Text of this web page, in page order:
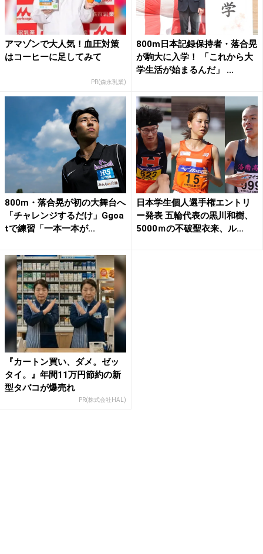
アマゾンで大人気！血圧対策
はコーヒーに足してみて
PR(森永乳業)
800m日本記録保持者・落合晃
が駒大に入学！ 「これから大
学生活が始まるんだ」 ...
800m・落合晃が初の大舞台へ
「チャレンジするだけ」Ggoa
tで練習「一本一本が...
日本学生個人選手権エントリ
ー発表 五輪代表の黒川和樹、
5000ｍの不破聖衣来、ル...
『カートン買い、ダメ。ゼッ
タイ。』年間11万円節約の新
型タバコが爆売れ
PR(株式会社HAL)